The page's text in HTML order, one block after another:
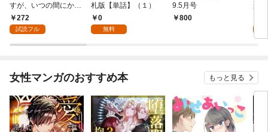
すが、いつの間にか花
嫁として溺愛されてい
ます【単話】（１）
272
試読フル
札版【単話】（１）
0
無料
9.5月号
￥800
か
れ
（
女性マンガのおすすめ本 もっと見る